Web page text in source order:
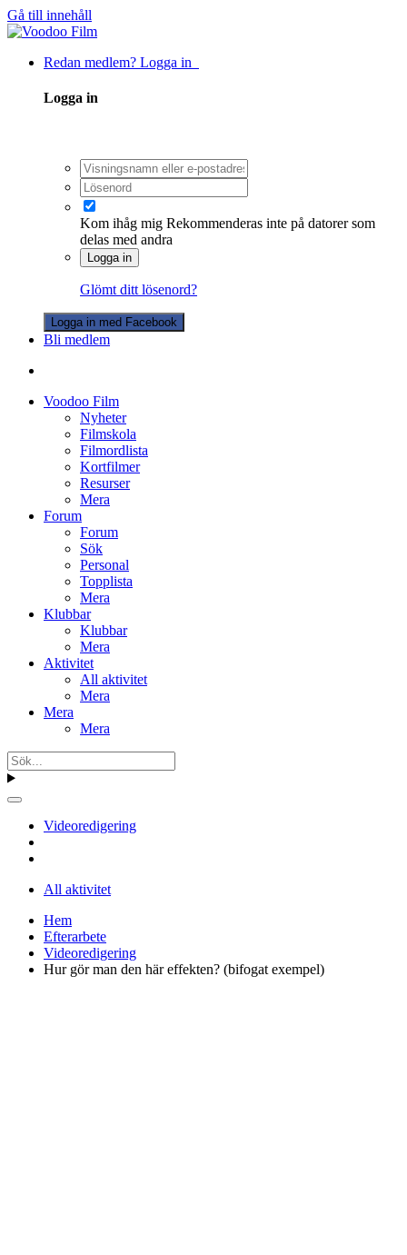
Gå till innehåll
Redan medlem? Logga in
Logga in
Kom ihåg mig Rekommenderas inte på datorer som
delas med andra
Logga in
Glömt ditt lösenord?
Logga in med Facebook
Bli medlem
Voodoo Film
Nyheter
Filmskola
Filmordlista
Kortfilmer
Resurser
Mera
Forum
Forum
Sök
Personal
Topplista
Mera
Klubbar
Klubbar
Mera
Aktivitet
All aktivitet
Mera
Mera
Mera
Videoredigering
All aktivitet
Hem
Efterarbete
Videoredigering
Hur gör man den här effekten? (bifogat exempel)